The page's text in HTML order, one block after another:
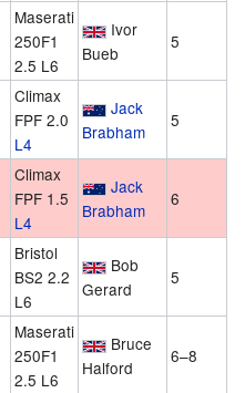
Maserati
250F1
2.5 L6
Ivor
Bueb
5
Climax
FPF 2.0
L4
Jack
Brabham
5
Climax
FPF 1.5
L4
Jack
Brabham
6
Bristol
BS2 2.2
L6
Bob
Gerard
5
Maserati
250F1
2.5 L6
Bruce
Halford
6–8